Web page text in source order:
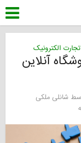
تجارت الکترونیک
آنلاین
شانلی ملکی